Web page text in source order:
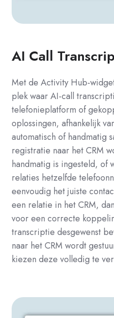
AI Call
Met de Activity Hub-
plek waar AI-call
telefonieplatform of
oplossingen, afhankelijk
automatisch of handmatig
registratie naar het CRM
handmatig is ingesteld, of
relaties hetzelfde
eenvoudig het juiste
een relatie in het CRM,
voor een correcte
transcriptie desgewenst
naar het CRM wordt
kiezen deze volledig te